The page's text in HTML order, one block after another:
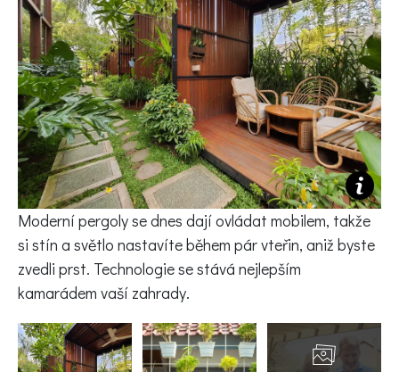
KVÍZY A TESTY
Moderní pergoly se dnes dají ovládat mobilem, takže
si stín a světlo nastavíte během pár vteřin, aniž byste
zvedli prst. Technologie se stává nejlepším
kamarádem vaší zahrady.
Přejít
do